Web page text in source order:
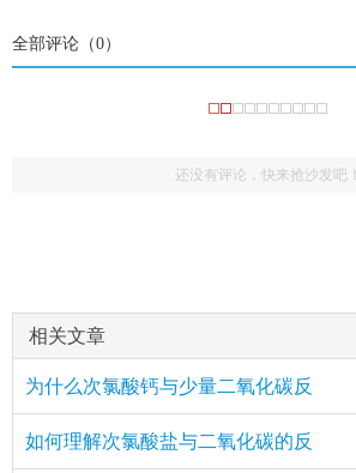
全部评论（0）
还没有评论，快来抢沙发吧！
相关文章
为什么次氯酸钙与少量二氧化碳反
如何理解次氯酸盐与二氧化碳的反